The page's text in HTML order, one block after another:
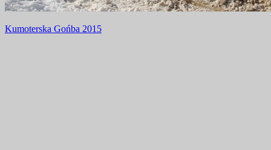
Nawigacja
Kumoterska Gońba 2015